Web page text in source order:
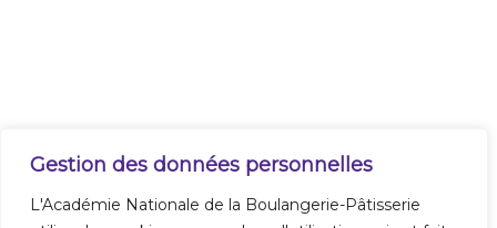
Gestion des données personnelles
L'Académie Nationale de la Boulangerie-Pâtisserie